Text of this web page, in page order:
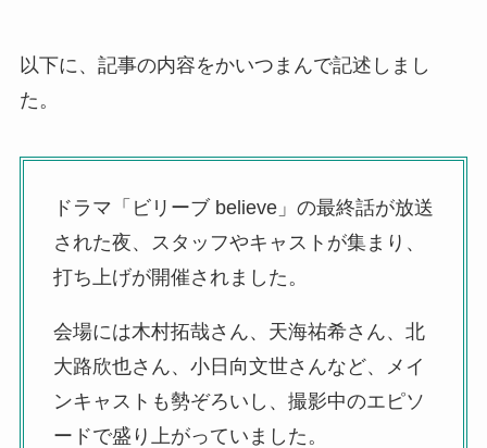
以下に、記事の内容をかいつまんで記述しまし
た。
ドラマ「ビリーブ believe」の最終話が放送
された夜、スタッフやキャストが集まり、
打ち上げが開催されました。
会場には木村拓哉さん、天海祐希さん、北
大路欣也さん、小日向文世さんなど、メイ
ンキャストも勢ぞろいし、撮影中のエピソ
ードで盛り上がっていました。